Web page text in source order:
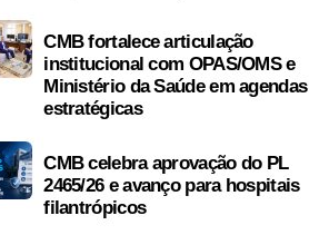
CMB fortalece articulação
institucional com OPAS/OMS e
Ministério da Saúde em agendas
estratégicas
CMB celebra aprovação do PL
2465/26 e avanço para hospitais
filantrópicos